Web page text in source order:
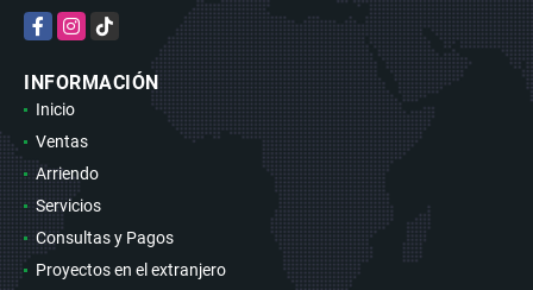
FacebookInstagram
TikTok
INFORMACIÓN
Inicio
Ventas
Arriendo
Servicios
Consultas y Pagos
Proyectos en el extranjero